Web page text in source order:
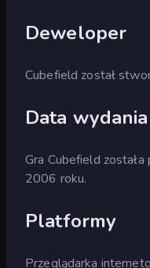
Deweloper
Cubefield został
Data wydania
Gra Cubefield
2006 roku.
Platformy
Przeglądarka